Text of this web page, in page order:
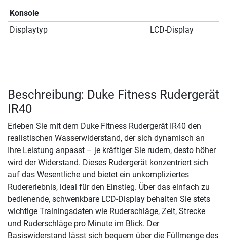
Konsole
Displaytyp
LCD-Display
Beschreibung: Duke Fitness Rudergerät
IR40
Erleben Sie mit dem Duke Fitness Rudergerät IR40 den
realistischen Wasserwiderstand, der sich dynamisch an
Ihre Leistung anpasst – je kräftiger Sie rudern, desto höher
wird der Widerstand. Dieses Rudergerät konzentriert sich
auf das Wesentliche und bietet ein unkompliziertes
Rudererlebnis, ideal für den Einstieg. Über das einfach zu
bedienende, schwenkbare LCD-Display behalten Sie stets
wichtige Trainingsdaten wie Ruderschläge, Zeit, Strecke
und Ruderschläge pro Minute im Blick. Der
Basiswiderstand lässt sich bequem über die Füllmenge des